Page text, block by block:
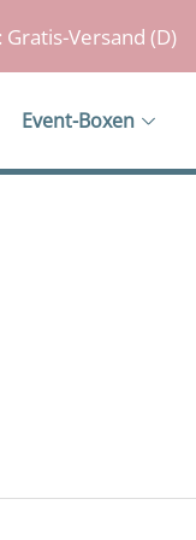
Gratis-Versand (D)
Event-Boxen